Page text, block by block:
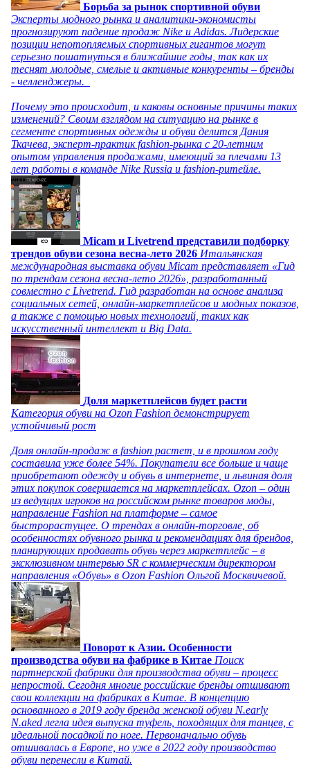
Борьба за рынок спортивной обуви
Эксперты модного рынка и аналитики-экономисты
прогнозируют падение продаж Nike и Adidas. Лидерские
позиции непотопляемых спортивных гигантов могут
серьезно пошатнуться в ближайшие годы, так как их
теснят молодые, смелые и активные конкуренты – бренды
- челленджеры.
Почему это происходит, и каковы основные причины таких
изменений? Своим взглядом на ситуацию на рынке в
сегменте спортивных одежды и обуви делится Дания
Ткачева, эксперт-практик fashion-рынка с 20-летним
опытом управления продажами, имеющий за плечами 13
лет работы в команде Nike Russia и fashion-ритейле.
Micam и Livetrend представили подборку
трендов обуви сезона весна-лето 2026 Итальянская
международная выставка обуви Micam представляет «Гид
по трендам сезона весна-лето 2026», разработанный
совместно с Livetrend. Гид разработан на основе анализа
социальных сетей, онлайн-маркетплейсов и модных показов,
а также с помощью новых технологий, таких как
искусственный интеллект и Big Data.
Доля маркетплейсов будет расти
Категория обуви на Ozon Fashion демонстрирует
устойчивый рост
Доля онлайн-продаж в fashion растет, и в прошлом году
составила уже более 54%. Покупатели все больше и чаще
приобретают одежду и обувь в интернете, и львиная доля
этих покупок совершается на маркетплейсах. Ozon – один
из ведущих игроков на российском рынке товаров моды,
направление Fashion на платформе – самое
быстрорастущее. О трендах в онлайн-торговле, об
особенностях обувного рынка и рекомендациях для брендов,
планирующих продавать обувь через маркетплейс – в
эксклюзивном интервью SR с коммерческим директором
направления «Обувь» в Ozon Fashion Ольгой Москвичевой.
Поворот к Азии. Особенности
производства обуви на фабрике в Китае Поиск
партнерской фабрики для производства обуви – процесс
непростой. Сегодня многие российские бренды отшивают
свои коллекции на фабриках в Китае. В концепцию
основанного в 2019 году бренда женской обуви N.early
N.aked легла идея выпуска туфель, походящих для танцев, с
идеальной посадкой по ноге. Первоначально обувь
отшивалась в Европе, но уже в 2022 году производство
обуви перенесли в Китай.